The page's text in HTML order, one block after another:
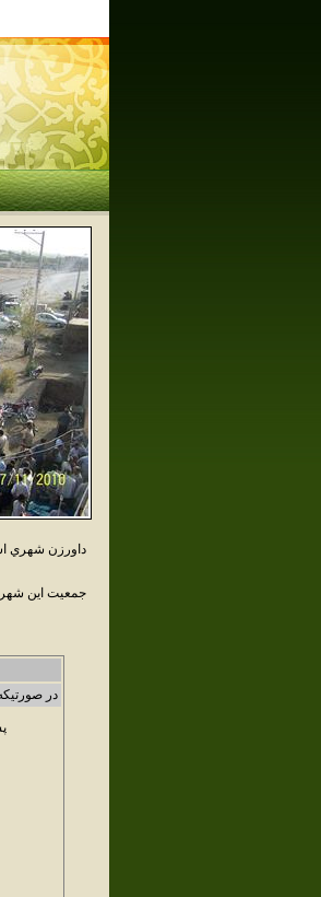
داورزن شهري
جمعيت اين شهردر سال 1385، برابر
در